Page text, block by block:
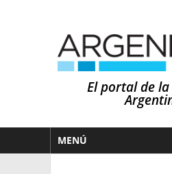
El portal de
MENÚ